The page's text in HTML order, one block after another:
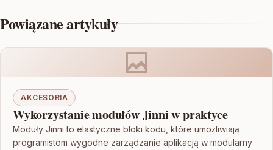
Powiązane artykuły
AKCESORIA
Wykorzystanie modułów Jinni w praktyce
Moduły Jinni to elastyczne bloki kodu, które umożliwiają
programistom wygodne zarządzanie aplikacją w modularny